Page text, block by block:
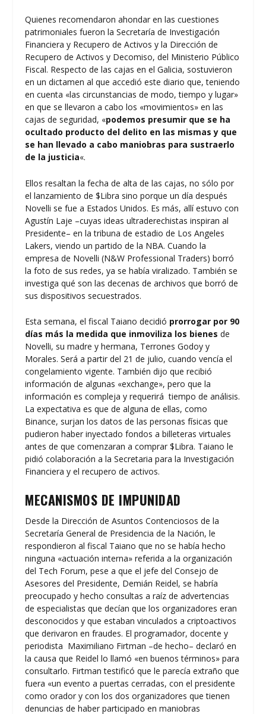
Quienes recomendaron ahondar en las cuestiones
patrimoniales fueron la Secretaría de Investigación
Financiera y Recupero de Activos y la Dirección de
Recupero de Activos y Decomiso, del Ministerio Público
Fiscal. Respecto de las cajas en el Galicia, sostuvieron
en un dictamen al que accedió este diario que, teniendo
en cuenta «las circunstancias de modo, tiempo y lugar»
en que se llevaron a cabo los «movimientos» en las
cajas de seguridad, «podemos presumir que se ha
ocultado producto del delito en las mismas y que
se han llevado a cabo maniobras para sustraerlo
de la justicia«.
Ellos resaltan la fecha de alta de las cajas, no sólo por
el lanzamiento de $Libra sino porque un día después
Novelli se fue a Estados Unidos. Es más, allí estuvo con
Agustín Laje –cuyas ideas ultraderechistas inspiran al
Presidente– en la tribuna de estadio de Los Angeles
Lakers, viendo un partido de la NBA. Cuando la
empresa de Novelli (N&W Professional Traders) borró
la foto de sus redes, ya se había viralizado. También se
investiga qué son las decenas de archivos que borró de
sus dispositivos secuestrados.
Esta semana, el fiscal Taiano decidió prorrogar por 90
días más la medida que inmoviliza los bienes de
Novelli, su madre y hermana, Terrones Godoy y
Morales. Será a partir del 21 de julio, cuando vencía el
congelamiento vigente. También dijo que recibió
información de algunas «exchange», pero que la
información es compleja y requerirá tiempo de análisis.
La expectativa es que de alguna de ellas, como
Binance, surjan los datos de las personas físicas que
pudieron haber inyectado fondos a billeteras virtuales
antes de que comenzaran a comprar $Libra. Taiano le
pidió colaboración a la Secretaria para la Investigación
Financiera y el recupero de activos.
MECANISMOS DE IMPUNIDAD
Desde la Dirección de Asuntos Contenciosos de la
Secretaría General de Presidencia de la Nación, le
respondieron al fiscal Taiano que no se había hecho
ninguna «actuación interna» referida a la organización
del Tech Forum, pese a que el jefe del Consejo de
Asesores del Presidente, Demián Reidel, se habría
preocupado y hecho consultas a raíz de advertencias
de especialistas que decían que los organizadores eran
desconocidos y que estaban vinculados a criptoactivos
que derivaron en fraudes. El programador, docente y
periodista Maximiliano Firtman –de hecho– declaró en
la causa que Reidel lo llamó «en buenos términos» para
consultarlo. Firtman testificó que le parecía extraño que
fuera «un evento a puertas cerradas, con el presidente
como orador y con los dos organizadores que tienen
denuncias de haber participado en maniobras